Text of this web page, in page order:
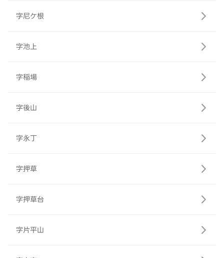
字尼ケ根
字池上
字稲場
字後山
字永丁
字押草
字押草台
字片平山